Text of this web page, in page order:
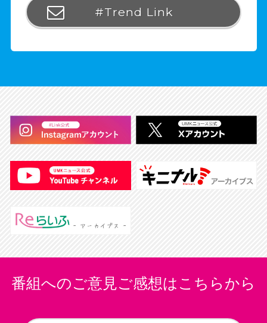
#Trend Link
番組へのご意見ご感想はこちらから